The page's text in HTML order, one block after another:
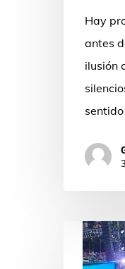
Hay
antes
ilusión
Madrid